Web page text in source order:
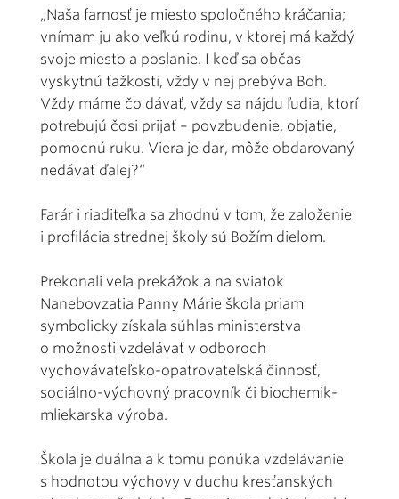
„Naša farnosť je miesto spoločného kráčania;
vnímam ju ako veľkú rodinu, v ktorej má každý
svoje miesto a poslanie. I keď sa občas
vyskytnú ťažkosti, vždy v nej prebýva Boh.
Vždy máme čo dávať, vždy sa nájdu ľudia, ktorí
potrebujú čosi prijať – povzbudenie, objatie,
pomocnú ruku. Viera je dar, môže obdarovaný
nedávať ďalej?“
Farár i riaditeľka sa zhodnú v tom, že založenie
i profilácia strednej školy sú Božím dielom.
Prekonali veľa prekážok a na sviatok
Nanebovzatia Panny Márie škola priam
symbolicky získala súhlas ministerstva
o možnosti vzdelávať v odboroch
vychovávateľsko-opatrovateľská činnosť,
sociálno-výchovný pracovník či biochemik-
mliekarska výroba.
Škola je duálna a k tomu ponúka vzdelávanie
s hodnotou výchovy v duchu kresťanských